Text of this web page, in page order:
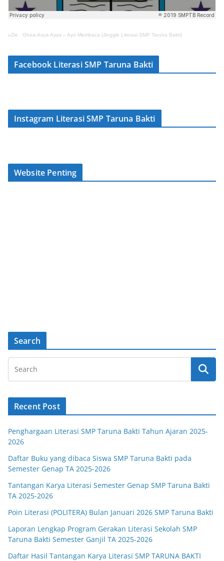
uZie · Ghea-Asya-Ayya – Ayo Membaca (Jinggle Literasi SMP Taruna Bakti)
Facebook Literasi SMP Taruna Bakti
Instagram Literasi SMP Taruna Bakti
Website Penting
Search
Recent Post
Penghargaan Literasi SMP Taruna Bakti Tahun Ajaran 2025-
2026
Daftar Buku yang dibaca Siswa SMP Taruna Bakti pada
Semester Genap TA 2025-2026
Tantangan Karya Literasi Semester Genap SMP Taruna Bakti
TA 2025-2026
Poin Literasi (POLITERA) Bulan Januari 2026 SMP Taruna Bakti
Laporan Lengkap Program Gerakan Literasi Sekolah SMP
Taruna Bakti Semester Ganjil TA 2025-2026
Daftar Hasil Tantangan Karya Literasi SMP TARUNA BAKTI